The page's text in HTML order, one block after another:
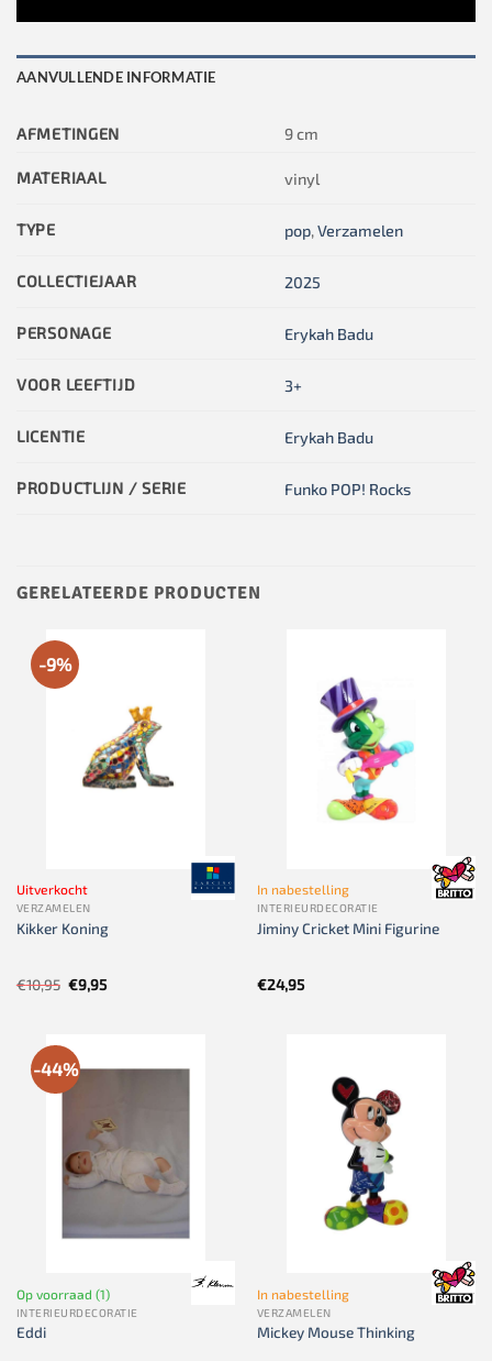
AANVULLENDE INFORMATIE
AFMETINGEN 9 cm
MATERIAAL vinyl
TYPE pop,Verzamelen
COLLECTIEJAAR 2025
PERSONAGE Erykah Badu
VOOR LEEFTIJD 3+
LICENTIE Erykah Badu
PRODUCTLIJN / SERIE Funko POP! Rocks
GERELATEERDE PRODUCTEN
-9%
Uitverkocht
VERZAMELEN
Kikker Koning
€10,95 Oorspronkelijke
prijs
€9,95Huidige
In nabestelling
INTERIEURDECORATIE
Jiminy Cricket Mini Figurine
€24,95
-44%
Op voorraad (1)
INTERIEURDECORATIE
Eddi
In nabestelling
VERZAMELEN
Mickey Mouse Thinking